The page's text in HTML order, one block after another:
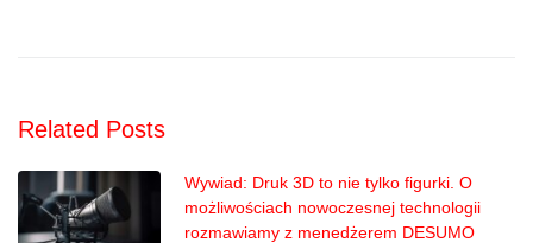
Related Posts
Wywiad: Druk 3D to nie tylko figurki. O
możliwościach nowoczesnej technologii
rozmawiamy z menedżerem DESUMO